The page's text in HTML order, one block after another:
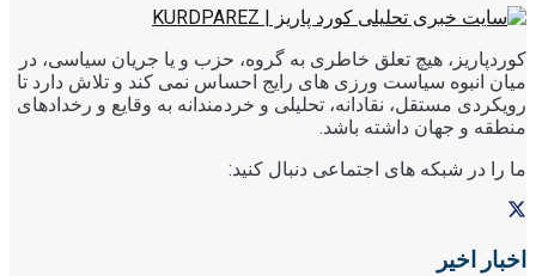
کوردپاریز، هیچ تعلق خاطری به گروه، حزب و یا جریان سیاسی، در
میان انبوه سیاست ورزی های رایج احساس نمی کند و تلاش دارد تا
رویکردی مستقل، نقادانه، تحلیلی و خردمندانه به وقایع و رخدادهای
منطقه و جهان داشته باشد.
ما را در شبکه های اجتماعی دنبال کنید:
اخبار اخیر